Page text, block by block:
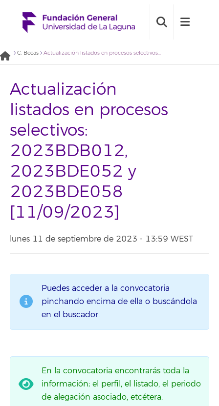
C. Becas Actualización listados en procesos selectivos: 2023BDB012, 2023BDE052 y 2023BDE058 [11/09/2023]
Actualización
listados en procesos
selectivos:
2023BDB012,
2023BDE052 y
2023BDE058
[11/09/2023]
lunes 11 de septiembre de 2023 - 13:59 WEST
Puedes acceder a la convocatoria
pinchando encima de ella o buscándola
en el buscador.
En la convocatoria encontrarás toda la
información; el perfil, el listado, el periodo
de alegación asociado, etcétera.